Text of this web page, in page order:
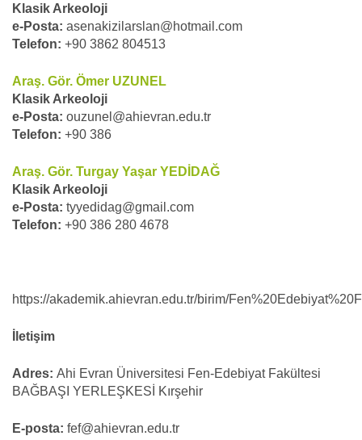
Klasik Arkeoloji
e-Posta: asenakizilarslan@hotmail.com
Telefon: +90 3862 804513
Araş. Gör. Ömer UZUNEL
Klasik Arkeoloji
e-Posta: ouzunel@ahievran.edu.tr
Telefon: +90 386
Araş. Gör. Turgay Yaşar YEDİDAĞ
Klasik Arkeoloji
e-Posta: tyyedidag@gmail.com
Telefon: +90 386 280 4678
https://akademik.ahievran.edu.tr/birim/
İletişim
Adres: Ahi Evran Üniversitesi Fen-Edebiyat Fakültesi
BAĞBAŞI YERLEŞKESİ Kırşehir
E-posta: fef@ahievran.edu.tr